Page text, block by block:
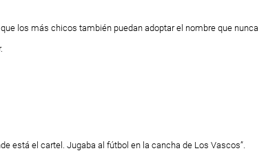
los más chicos también puedan adoptar el nombre que nunca
está el cartel. Jugaba al fútbol en la cancha de Los Vascos”.